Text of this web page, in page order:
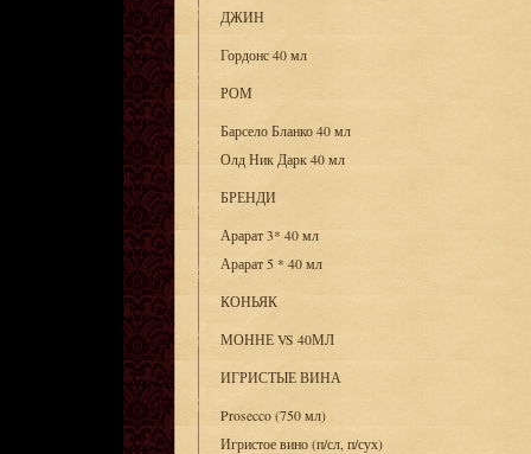
ДЖИН
Гордонс 40 мл
РОМ
Барсело Бланко 40 мл
Олд Ник Дарк 40 мл
БРЕНДИ
Арарат 3* 40 мл
Арарат 5 * 40 мл
КОНЬЯК
МОННЕ VS 40МЛ
ИГРИСТЫЕ ВИНА
Prosecco (750 мл)
Игристое вино (п/сл, п/сух)